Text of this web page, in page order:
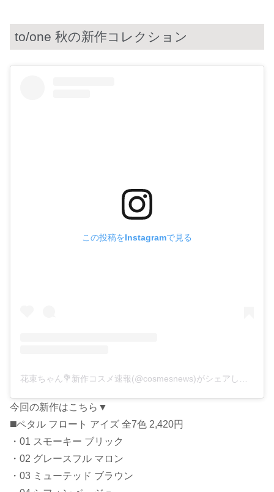
to/one 秋の新作コレクション
この投稿をInstagramで見る
花束ちゃん💐新作コスメ速報(@cosmesnews)がシェアした投稿
今回の新作はこちら▼
◼️ペタル フロート アイズ 全7色 2,420円
・01 スモーキー ブリック
・02 グレースフル マロン
・03 ミューテッド ブラウン